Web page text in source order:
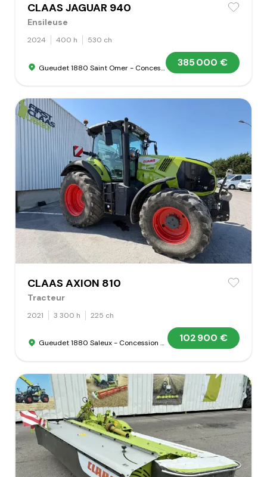
CLAAS JAGUAR 940
Ensileuse
2024 400 h 530 ch
Gueudet 1880 Saint Omer - Concession Claas 385 000 €
CLAAS AXION 810
Tracteur
2021 3 300 h 225 ch
Gueudet 1880 Saleux - Concession Claas 102 900 €